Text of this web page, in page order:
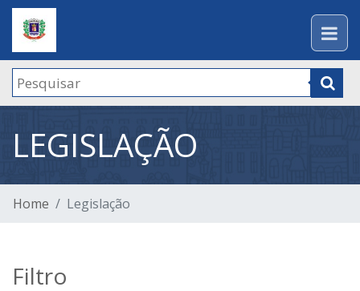
LEGISLAÇÃO
Home Legislação
Filtro